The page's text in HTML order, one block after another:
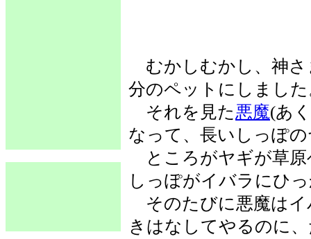
むかしむかし、神さ
分のペットにしまし
それを見た悪魔(あ
なって、長いしっぽ
ところがヤギが草原
しっぽがイバラにひ
そのたびに悪魔はイ
きはなしてやるのに